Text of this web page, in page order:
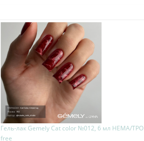
Гель-лак Gemely Cat color №012, 6 мл HEMA/TPO
free